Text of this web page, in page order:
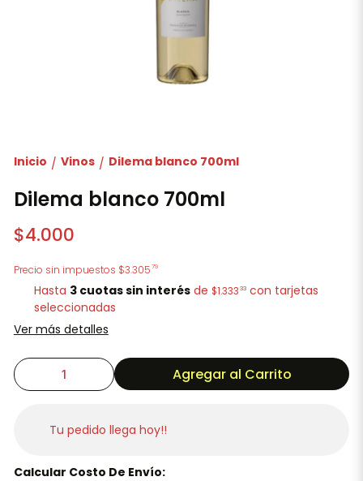
Inicio / Vinos / Dilema blanco 700ml
Dilema blanco 700ml
$4.000
Precio sin impuestos $3.30579
Hasta 3 cuotas sin interés de $1.333 33 con tarjetas
seleccionadas
Ver más detalles
Agregar al Carrito
Tu pedido llega hoy!!
Calcular Costo De Envío: